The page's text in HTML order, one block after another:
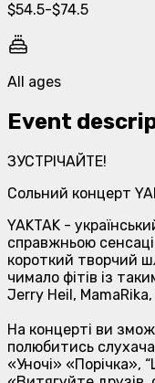
$54.5-$74.5
All ages
Event
ЗУСТРІЧАЙТЕ!
Сольний концерт
YAKTAK -
справжньою
короткий творчий
чимало фітів із
Jerry Heil, MamaRika,
На концерті ви
полюбитись
«Уночі» «Порічка»,